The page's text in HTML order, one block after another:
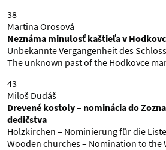
38
Martina Orosová
Neznáma minulosť kaštieľa v
Unbekannte Vergangenheit des
The unknown past of the Hodkovce
43
Miloš Dudáš
Drevené kostoly – nominácia do
dedičstva
Holzkirchen – Nominierung für die
Wooden churches – Nomination to the